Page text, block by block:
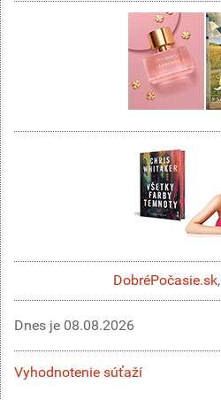
DobréPočasie.sk,
Dnes je 08.08.2026
Vyhodnotenie súťaží